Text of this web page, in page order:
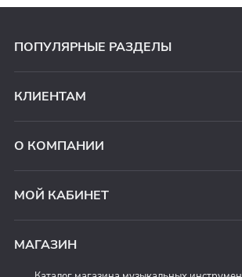
ПОПУЛЯРНЫЕ РАЗДЕЛЫ
КЛИЕНТАМ
О КОМПАНИИ
МОЙ КАБИНЕТ
МАГАЗИН